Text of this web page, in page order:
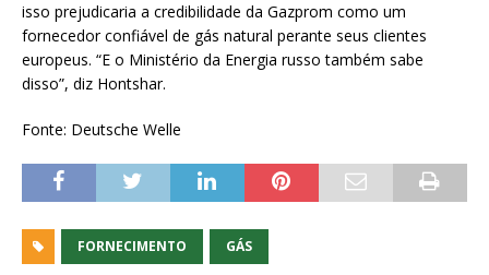
isso prejudicaria a credibilidade da Gazprom como um
fornecedor confiável de gás natural perante seus clientes
europeus. “E o Ministério da Energia russo também sabe
disso”, diz Hontshar.
Fonte: Deutsche Welle
FORNECIMENTO GÁS